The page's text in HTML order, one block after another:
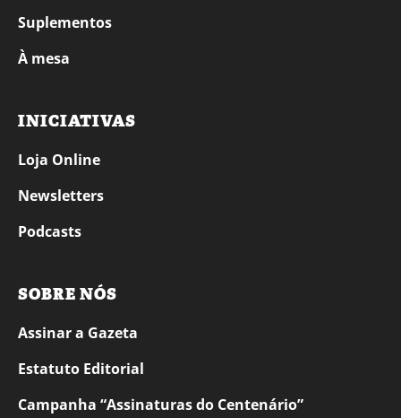
Suplementos
À mesa
INICIATIVAS
Loja Online
Newsletters
Podcasts
SOBRE NÓS
Assinar a Gazeta
Estatuto Editorial
Campanha “Assinaturas do Centenário”